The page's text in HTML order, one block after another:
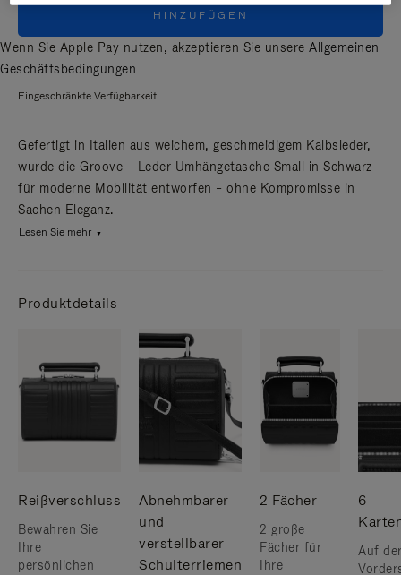
HINZUFÜGEN
Wenn Sie Apple Pay nutzen, akzeptieren Sie unsere Allgemeinen
Geschäftsbedingungen
Eingeschränkte Verfügbarkeit
Gefertigt in Italien aus weichem, geschmeidigem Kalbsleder,
wurde die Groove – Leder Umhängetasche Small in Schwarz
für moderne Mobilität entworfen – ohne Kompromisse in
Sachen Eleganz.
Lesen Sie mehr
Produktdetails
Reißverschluss
Bewahren Sie
Ihre
persönlichen
Abnehmbarer
und
verstellbarer
Schulterriemen
2 Fächer
2 große
Fächer für
Ihre
6
Auf